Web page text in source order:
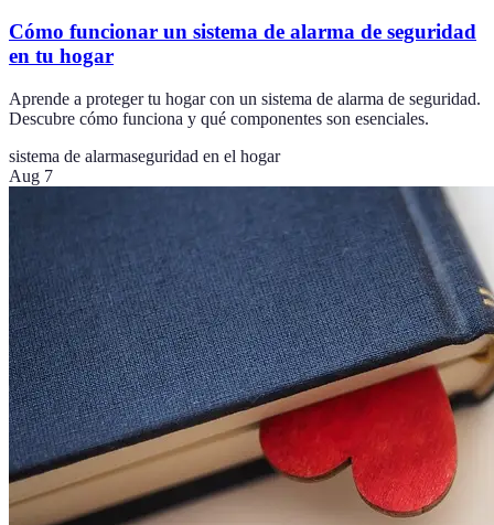
Cómo funcionar un sistema de alarma de seguridad
en tu hogar
Aprende a proteger tu hogar con un sistema de alarma de seguridad.
Descubre cómo funciona y qué componentes son esenciales.
sistema de alarmaseguridad en el hogar
Aug 7